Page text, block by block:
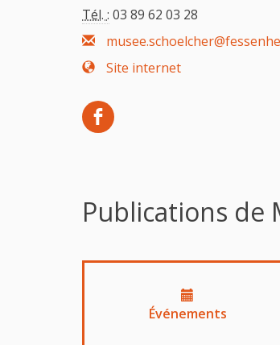
Tél. : 03 89 62 03 28
Site internet
Publications de
Événements